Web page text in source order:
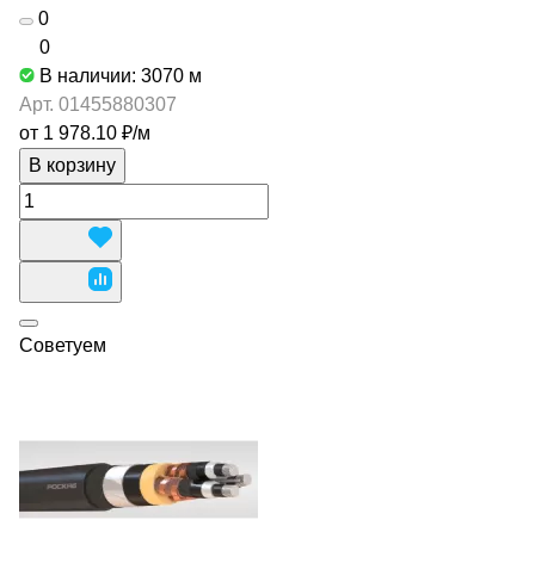
0
0
В наличии: 3070 м
Арт. 01455880307
от 1 978.10 ₽/м
В корзину
Советуем